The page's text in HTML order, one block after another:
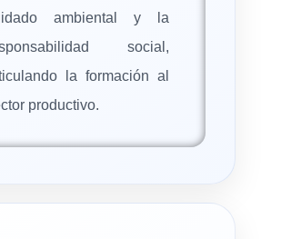
ambiental y la
social,
la formación al
productivo.